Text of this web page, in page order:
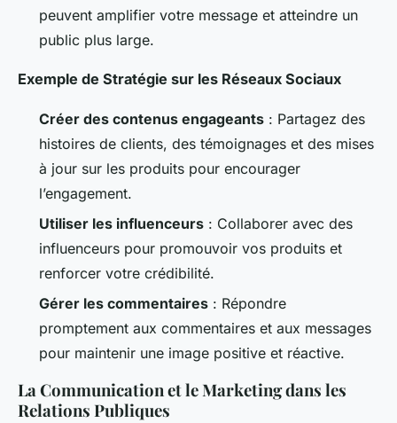
peuvent amplifier votre message et atteindre un
public plus large.
Exemple de Stratégie sur les Réseaux Sociaux
Créer des contenus engageants : Partagez des
histoires de clients, des témoignages et des mises
à jour sur les produits pour encourager
l’engagement.
Utiliser les influenceurs : Collaborer avec des
influenceurs pour promouvoir vos produits et
renforcer votre crédibilité.
Gérer les commentaires : Répondre
promptement aux commentaires et aux messages
pour maintenir une image positive et réactive.
La Communication et le Marketing dans les
Relations Publiques